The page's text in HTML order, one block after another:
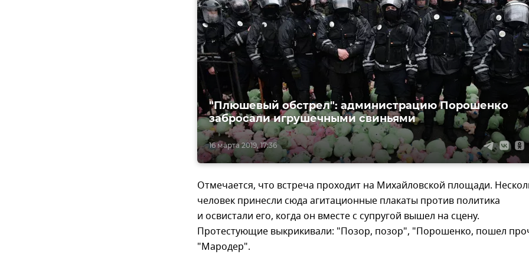
16 марта 2019, 17:36
"Плюшевый обстрел": администрацию Порошенко
забросали игрушечными свиньями
Отмечается, что встреча проходит на Михайловской площади.
человек принесли сюда агитационные плакаты против политика
и освистали его, когда он вместе с супругой вышел на сцену.
Протестующие выкрикивали: "Позор, позор", "Порошенко, пошел
"Мародер".